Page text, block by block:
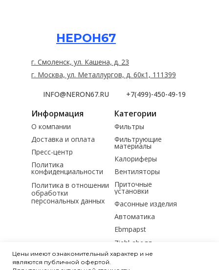
Цены имеют ознакомительный характер и не
являются публичной офертой.
НЕРОН67
Информация Категории
Фильтры
Доставка и оплата
Пресс-центр
О компании
INFO@NERON67.RU +7(499)-450-49-19
Политика
конфиденциальности
Политика в отношении
обработки
персональных данных
Фильтрующие
материалы
Вентиляторы
Калориферы
Ebmpapst
Приточные
установки
Фасонные изделия
Автоматика
Ziehl-abegg
Электродвигатели
г. Смоленск, ул. Кашена, д. 23
г. Москва, ул. Металлургов, д. 60к1, 111399